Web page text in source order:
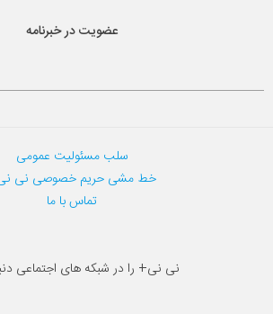
عضویت در خبرنامه
سلب مسئولیت عمومی
خط مشی حریم خصوصی نی
تماس با ما
نی نی+ را در شبکه های اجتماعی